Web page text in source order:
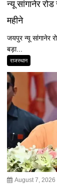
न्यू सांगानेर
महीने
जयपुर न्यू सांगानेर
बड़ा...
राजस्थान
August 7, 2026